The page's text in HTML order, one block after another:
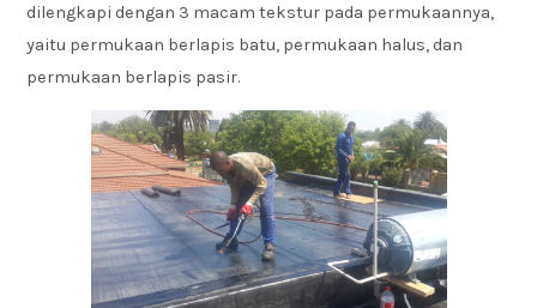
dilengkapi dengan 3 macam tekstur pada permukaannya,
yaitu permukaan berlapis batu, permukaan halus, dan
permukaan berlapis pasir.